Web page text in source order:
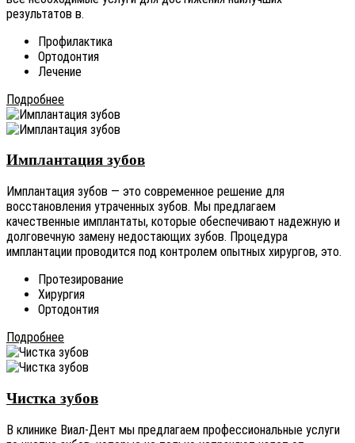
результатов в.
Профилактика
Ортодонтия
Лечение
Подробнее
Имплантация зубов
Имплантация зубов — это современное решение для
восстановления утраченных зубов. Мы предлагаем
качественные имплантаты, которые обеспечивают надежную и
долговечную замену недостающих зубов. Процедура
имплантации проводится под контролем опытных хирургов, это.
Протезирование
Хирургия
Ортодонтия
Подробнее
Чистка зубов
В клинике Виал-Дент мы предлагаем профессиональные услуги